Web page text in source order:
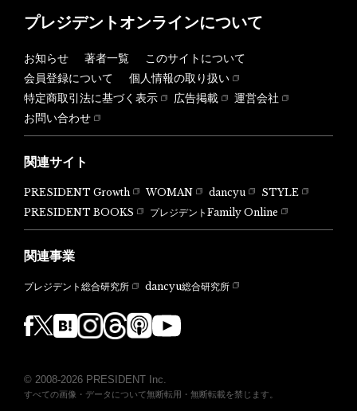
プレジデントオンラインについて
お知らせ 著者一覧
このサイトについて
会員登録について
個人情報の取り扱い
特定商取引法に基づく表示
広告掲載
運営会社
お問い合わせ
関連サイト
PRESIDENT Growth WOMAN dancyu
STYLE
PRESIDENT BOOKS
プレジデントFamily Online
関連事業
プレジデント総合研究所 dancyu総合研究所
© 2008-2026 PRESIDENT Inc.
すべての画像・データについて無断転用・無断転載を禁じます。